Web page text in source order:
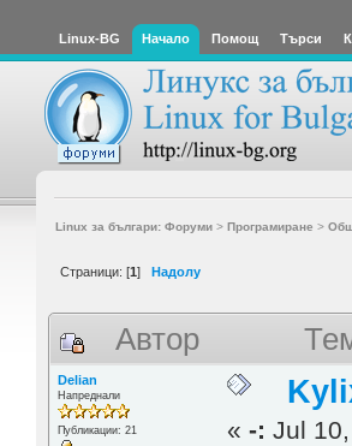
Linux-BG Начало Помощ Търси
Linux за българи: Форуми> Програмиране >
Страници: [1] Надолу
Автор
Delian
Напреднали
Публикации: 21 «-: Jul